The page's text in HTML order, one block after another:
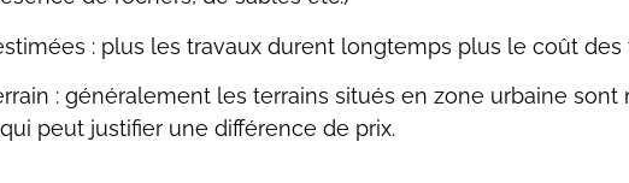
: plus les travaux durent longtemps plus le coût des
: généralement les terrains situés en zone urbaine sont
peut justifier une différence de prix.